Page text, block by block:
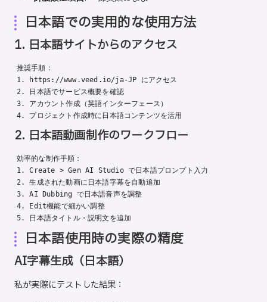
日本語での実用的な使用方法
1. 日本語サイトからのアクセス
推奨手順：
1. https://www.veed.io/ja-JP にアクセス
2. 日本語でサービス概要を確認
3. アカウント作成（英語インターフェース）
2. 日本語動画制作のワークフロー
効率的な制作手順：
1. Create > Gen AI Studio で日本語プロンプト入力
2. 生成された動画に日本語字幕を自動追加
3. AI Dubbing で日本語音声を調整
4. Edit機能で細かい調整
日本語使用時の実際の精度
AI字幕生成（日本語）
私が実際にテストした結果：